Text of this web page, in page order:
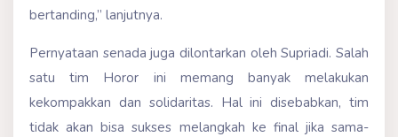
bertanding,” lanjutnya.
Pernyataan senada juga dilontarkan oleh Supriadi. Salah
satu tim Horor ini memang banyak melakukan
kekompakkan dan solidaritas. Hal ini disebabkan, tim
tidak akan bisa sukses melangkah ke final jika sama-